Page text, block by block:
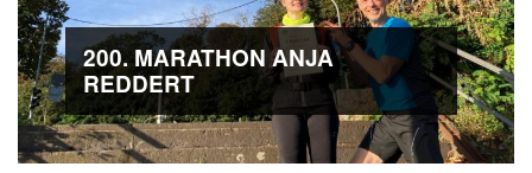
200. MARATHON ANJA
REDDERT